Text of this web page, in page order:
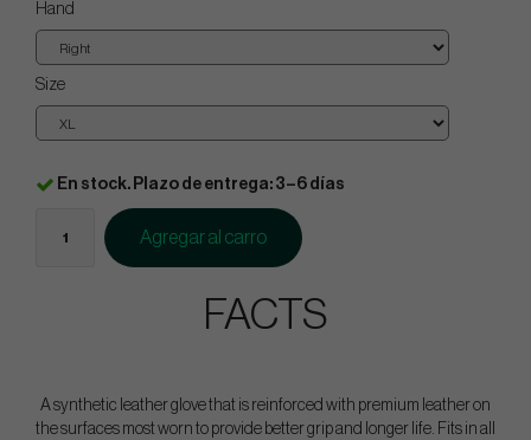
Hand
Size
En stock. Plazo de entrega: 3–6 días
Agregar al carro
FACTS
A synthetic leather glove that is reinforced with premium leather on
the surfaces most worn to provide better grip and longer life. Fits in all